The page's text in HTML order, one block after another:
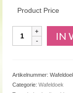
Product Price
IN
Artikelnummer:
Categorie: Wafeldoek